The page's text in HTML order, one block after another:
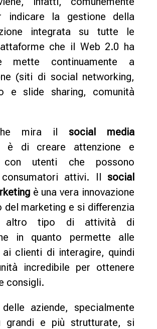
indicare la gestione della
integrata su tutte le
che il Web 2.0 ha
mette continuamente a
(siti di social networking,
e slide sharing, comunità
mira il social media
di creare attenzione e
con utenti che possono
consumatori attivi. Il social
è una vera innovazione
del marketing e si differenzia
altro tipo di attività di
in quanto permette alle
ai clienti di interagire, quindi
incredibile per ottenere
consigli.
aziende, specialmente
grandi e più strutturate, si